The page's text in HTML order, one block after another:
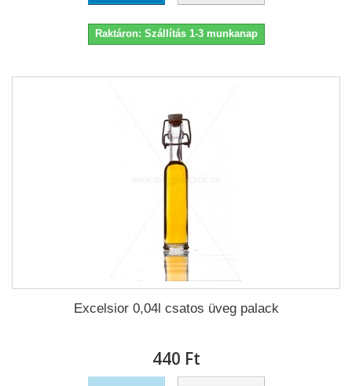
Raktáron: Szállítás 1-3 munkanap
Excelsior 0,04l csatos üveg palack
440 Ft‎